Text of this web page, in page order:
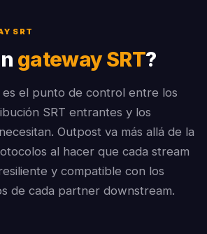
SRT
gateway SRT?
es el punto de control entre los
SRT entrantes y los
Outpost va más allá de la
al hacer que cada stream
y compatible con los
de cada partner downstream.